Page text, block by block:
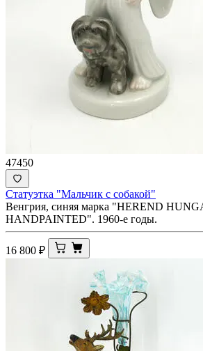
47450
Статуэтка "Мальчик с собакой"
Венгрия, синяя марка "HEREND
HANDPAINTED". 1960-е годы.
16 800 ₽